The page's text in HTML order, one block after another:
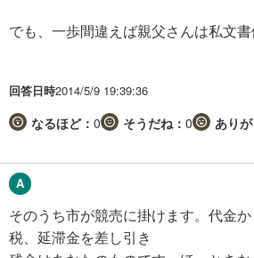
でも、一歩間違えば親父さんは私文書
回答日時2014/5/9 19:39:36
なるほど： 0 そうだね： 0 ありが
そのうち市が競売に掛けます。代金
税、延滞金を差し引き